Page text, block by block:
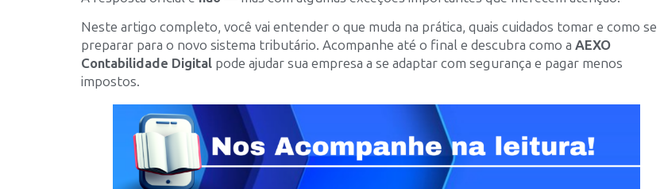
Neste artigo completo, você vai entender o que muda na prática, quais cuidados tomar e como se
preparar para o novo sistema tributário. Acompanhe até o final e descubra como a AEXO
Contabilidade Digital pode ajudar sua empresa a se adaptar com segurança e pagar menos
impostos.